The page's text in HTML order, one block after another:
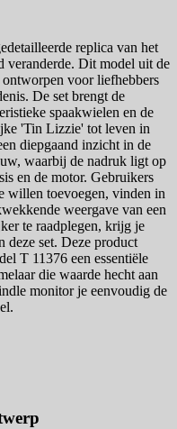
replica van het
veranderde. Dit model uit de
voor liefhebbers
De set brengt de
spaakwielen en de
'Tin Lizzie' tot leven in
diepgaand inzicht in de
waarbij de nadruk ligt op
en de motor. Gebruikers
willen toevoegen, vinden in
weergave van een
te raadplegen, krijg je
deze set. Deze product
T 11376 een essentiële
die waarde hecht aan
monitor je eenvoudig de